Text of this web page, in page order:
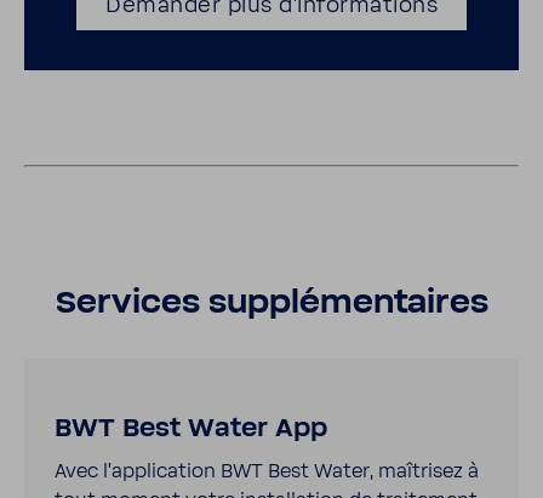
Demander plus d’in­for­ma­tions
Services supplé­men­taires
BWT Best Water App
Avec l’ap­pli­ca­tion BWT Best Water, maîtrisez à